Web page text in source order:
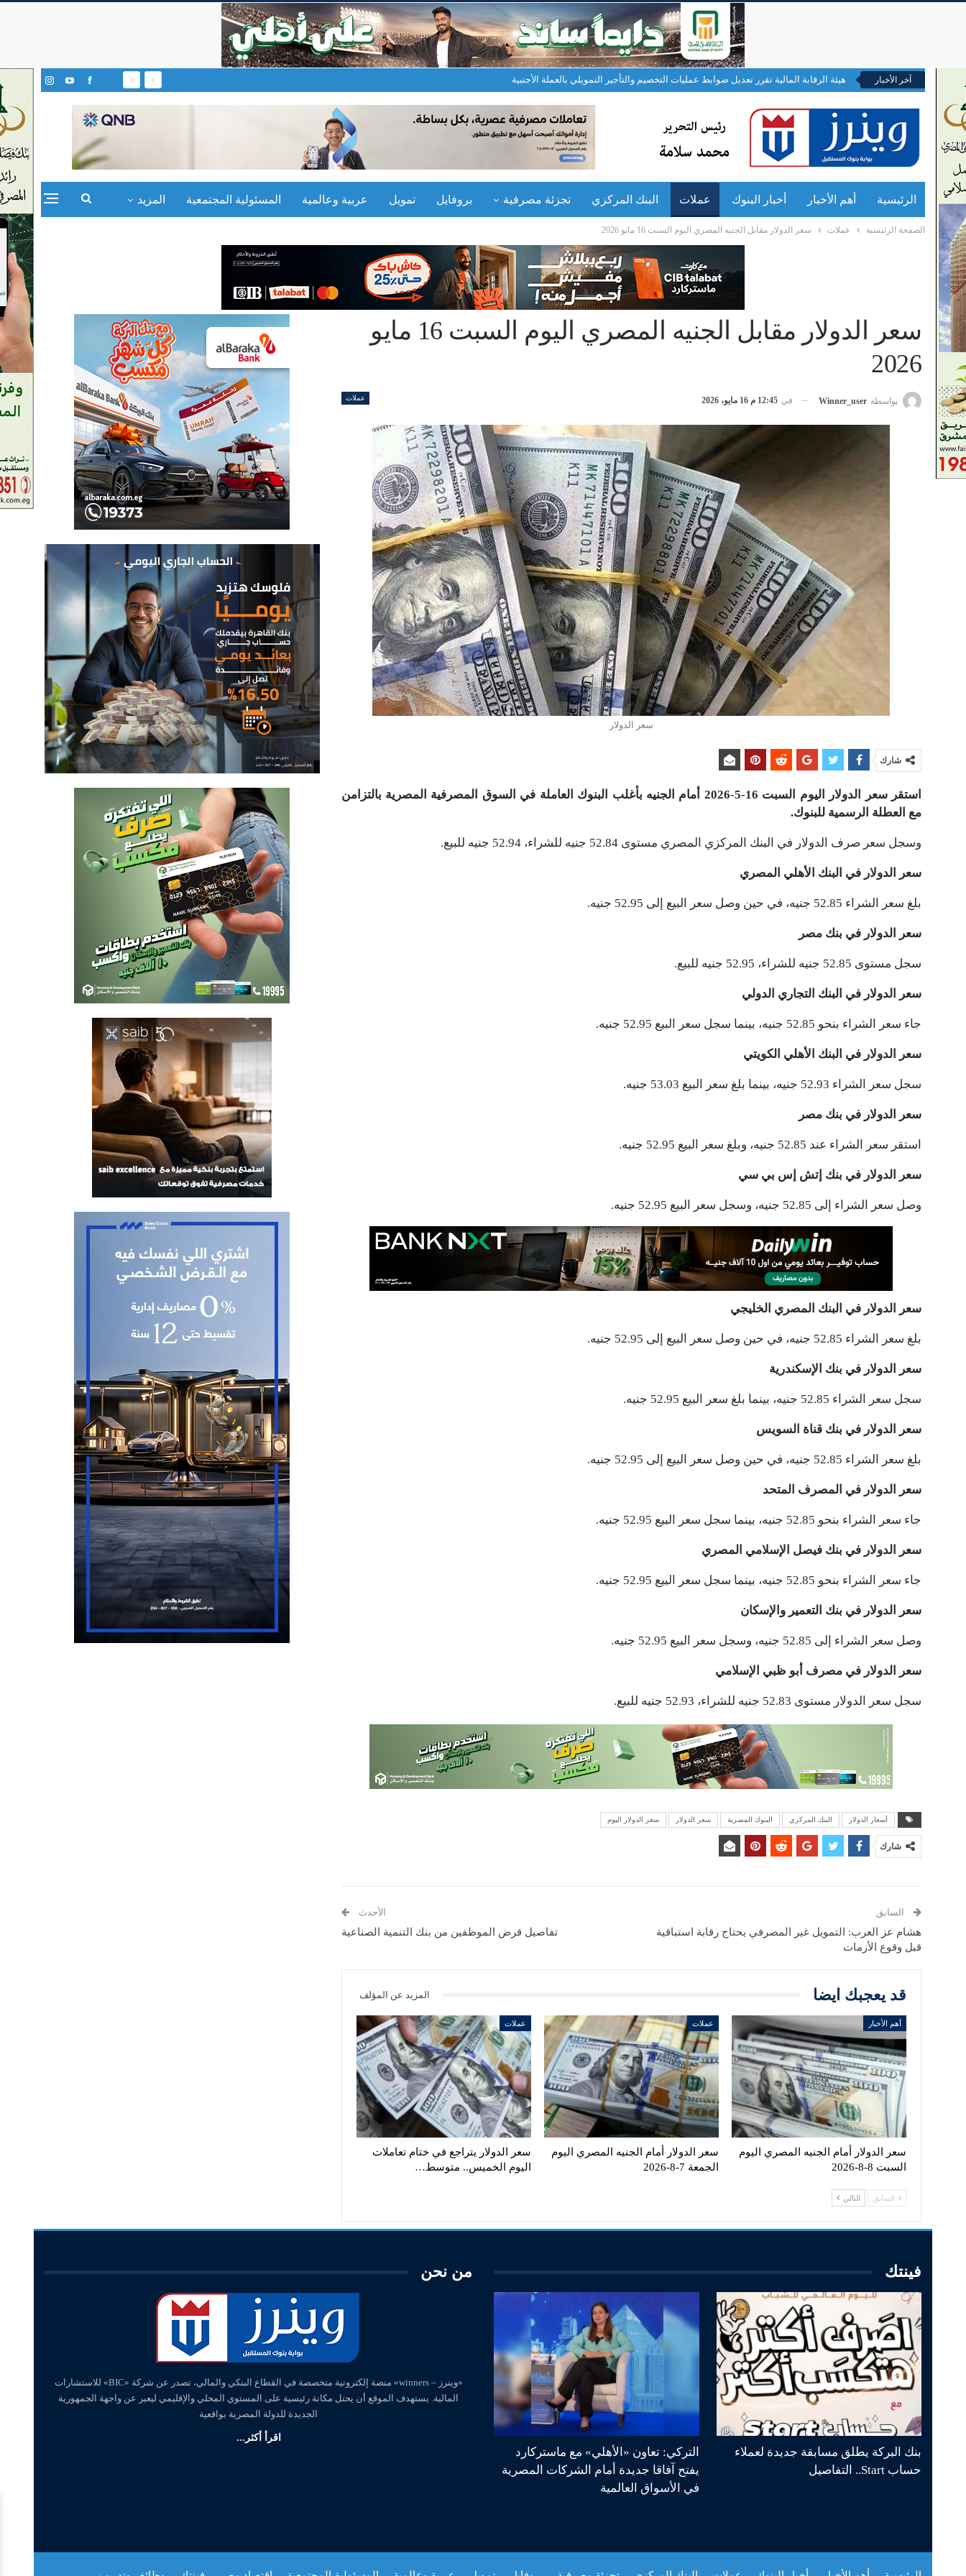
آخر الأخبار هيئة الرقابة المالية تقرر تعديل ضوابط عمليات التخصيم والتأجير التمويلي بالعملة الأجنبية
الرئيسية أهم الأخبار أخبار البنوك عملات البنك المركزي تجزئة مصرفية بروفايل تمويل عربية وعالمية المسئولية المجتمعية المزيد
الصفحة الرئيسية عملات سعر الدولار مقابل الجنيه المصري اليوم السبت 16 مايو 2026
سعر الدولار مقابل الجنيه المصري اليوم السبت 16 مايو
2026
عملات بواسطة Winner_user في 12:45 م 16 مايو، 2026
سعر الدولار
شارك
استقر سعر الدولار اليوم السبت 16-5-2026 أمام الجنيه بأغلب البنوك العاملة في السوق المصرفية المصرية بالتزامن
مع العطلة الرسمية للبنوك.
وسجل سعر صرف الدولار في البنك المركزي المصري مستوى 52.84 جنيه للشراء، 52.94 جنيه للبيع.
سعر الدولار في البنك الأهلي المصري
بلغ سعر الشراء 52.85 جنيه، في حين وصل سعر البيع إلى 52.95 جنيه.
سعر الدولار في بنك مصر
سجل مستوى 52.85 جنيه للشراء، 52.95 جنيه للبيع.
سعر الدولار في البنك التجاري الدولي
جاء سعر الشراء بنحو 52.85 جنيه، بينما سجل سعر البيع 52.95 جنيه.
سعر الدولار في البنك الأهلي الكويتي
سجل سعر الشراء 52.93 جنيه، بينما بلغ سعر البيع 53.03 جنيه.
سعر الدولار في بنك مصر
استقر سعر الشراء عند 52.85 جنيه، وبلغ سعر البيع 52.95 جنيه.
سعر الدولار في بنك إتش إس بي سي
وصل سعر الشراء إلى 52.85 جنيه، وسجل سعر البيع 52.95 جنيه.
سعر الدولار في البنك المصري الخليجي
بلغ سعر الشراء 52.85 جنيه، في حين وصل سعر البيع إلى 52.95 جنيه.
سعر الدولار في بنك الإسكندرية
سجل سعر الشراء 52.85 جنيه، بينما بلغ سعر البيع 52.95 جنيه.
سعر الدولار في بنك قناة السويس
بلغ سعر الشراء 52.85 جنيه، في حين وصل سعر البيع إلى 52.95 جنيه.
سعر الدولار في المصرف المتحد
جاء سعر الشراء بنحو 52.85 جنيه، بينما سجل سعر البيع 52.95 جنيه.
سعر الدولار في بنك فيصل الإسلامي المصري
جاء سعر الشراء بنحو 52.85 جنيه، بينما سجل سعر البيع 52.95 جنيه.
سعر الدولار في بنك التعمير والإسكان
وصل سعر الشراء إلى 52.85 جنيه، وسجل سعر البيع 52.95 جنيه.
سعر الدولار في مصرف أبو ظبي الإسلامي
سجل سعر الدولار مستوى 52.83 جنيه للشراء، 52.93 جنيه للبيع.
أسعار الدولار البنك المركزي البنوك المصرية سعر الدولار سعر الدولار اليوم
شارك
السابق
هشام عز العرب: التمويل غير المصرفي يحتاج رقابة استباقية
قبل وقوع الأزمات
الأحدث
تفاصيل قرض الموظفين من بنك التنمية الصناعية
قد يعجبك ايضا المزيد عن المؤلف
أهم الأخبار
سعر الدولار أمام الجنيه المصري اليوم
السبت 8-8-2026
عملات
سعر الدولار أمام الجنيه المصري اليوم
الجمعة 7-8-2026
عملات
سعر الدولار يتراجع في ختام تعاملات
اليوم الخميس.. متوسط…
السابق التالي
فينتك
بنك البركة يطلق مسابقة جديدة لعملاء
حساب Start.. التفاصيل
التركي: تعاون «الأهلي» مع ماستركارد
يفتح آفاقا جديدة أمام الشركات المصرية
في الأسواق العالمية
من نحن
«وينرز – winners» منصة إلكترونية متخصصة في القطاع البنكي والمالي، تصدر عن شركة «BIC» للاستشارات
المالية. يستهدف الموقع أن يحتل مكانة رئيسية على المستوي المحلي والإقليمي ليعبر عن واجهة الجمهورية
الجديدة للدولة المصرية بواقعية
اقرأ أكثر...